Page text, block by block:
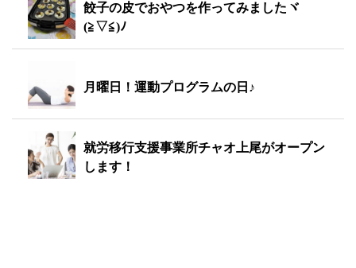
餃子の皮でおやつを作ってみましたヾ
(≧▽≦)ﾉ
月曜日！運動プログラムの日♪
就労移行支援事業所チャオ上尾がオープン
します！